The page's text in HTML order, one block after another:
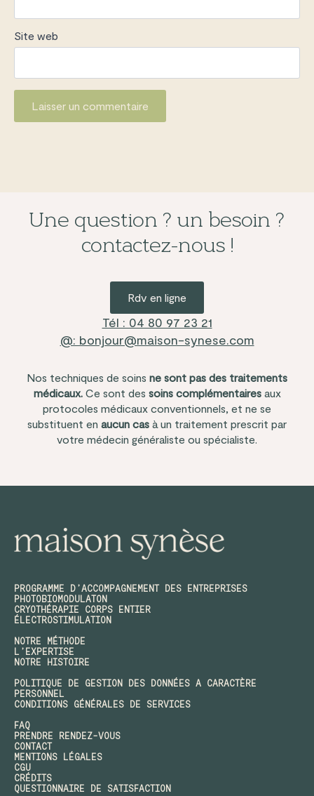
Site web
Une question ? un besoin ?
contactez-nous !
Rdv en ligne
Tél : 04 80 97 23 21
@: bonjour@maison-synese.com
Nos techniques de soins ne sont pas des traitements
médicaux.Ce sont des soins complémentairesaux
protocoles médicaux conventionnels, et ne se
substituent en aucun cas à un traitement prescrit par
votre médecin généraliste ou spécialiste.
PROGRAMME D’ACCOMPAGNEMENT DES ENTREPRISES
PHOTOBIOMODULATON
CRYOTHÉRAPIE CORPS ENTIER
ÉLECTROSTIMULATION
NOTRE MÉTHODE
L’EXPERTISE
NOTRE HISTOIRE
POLITIQUE DE GESTION DES DONNÉES A CARACTÈRE
PERSONNEL
CONDITIONS GÉNÉRALES DE SERVICES
FAQ
PRENDRE RENDEZ-VOUS
CONTACT
MENTIONS LÉGALES
CGU
CRÉDITS
QUESTIONNAIRE DE SATISFACTION